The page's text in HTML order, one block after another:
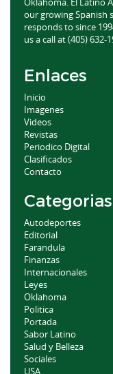
our growing Spanish
responds to since
us a call at (405) 632-
Enlaces
Inicio
Imagenes
Videos
Revistas
Periodico Digital
Clasificados
Contacto
Categorias
Autodeportes
Editorial
Farandula
Finanzas
Internacionales
Leyes
Oklahoma
Politica
Portada
Sabor Latino
Salud y Belleza
Sociales
USA